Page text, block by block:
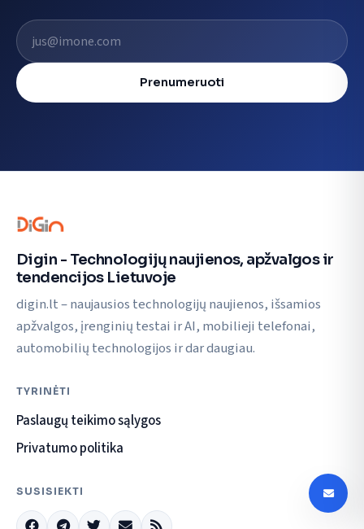
El. pašto adresas
Prenumeruoti
Digin - Technologijų naujienos, apžvalgos ir
tendencijos Lietuvoje
digin.lt – naujausios technologijų naujienos, išsamios
apžvalgos, įrenginių testai ir AI, mobilieji telefonai,
automobilių technologijos ir dar daugiau.
TYRINĖTI
Paslaugų teikimo sąlygos
Privatumo politika
SUSISIEKTI